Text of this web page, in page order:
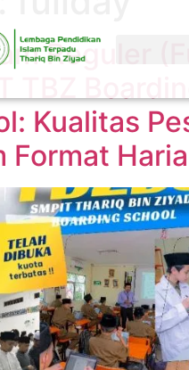
Reguler
Kualitas
Format